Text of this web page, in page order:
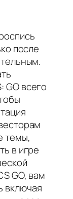
после
GO всего
темы,
в игре
GO, вам
включая